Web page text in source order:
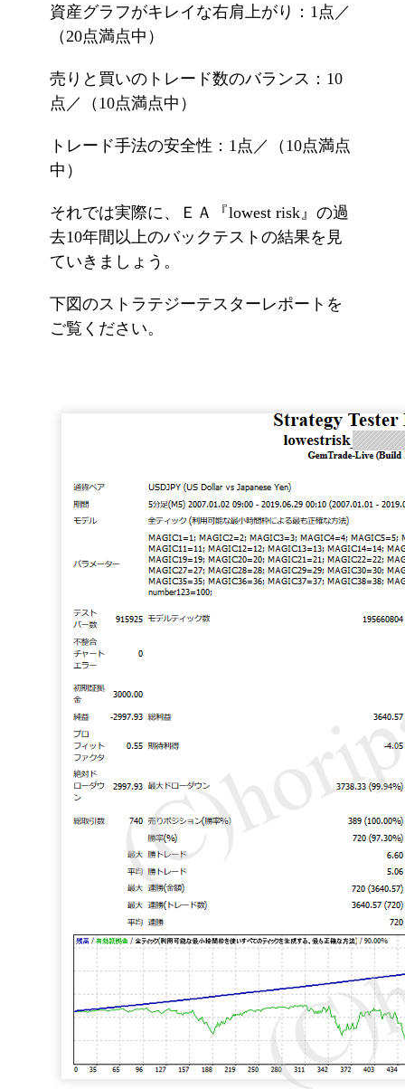
資産グラフがキレイな右肩上がり：1点／
（20点満点中）
売りと買いのトレード数のバランス：10
点／（10点満点中）
トレード手法の安全性：1点／（10点満点
中）
それでは実際に、ＥＡ『lowest risk』の過
去10年間以上のバックテストの結果を見
ていきましょう。
下図のストラテジーテスターレポートを
ご覧ください。